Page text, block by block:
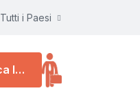
Tutti i Paesi
Pubblica lavoro